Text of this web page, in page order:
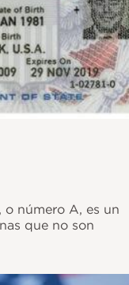
o número A, es un
que no son